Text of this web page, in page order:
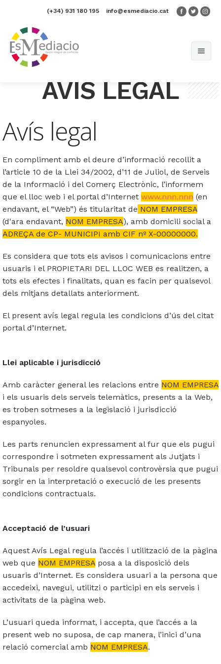
(+34) 931 180 195 info@esmediacio.cat
Serveis
Famílies
Vincles
Mediació familiar
Coordinació parental
Escola de famílies
Món educatiu
Convivència als centres educatius
Pràctiques restauratives en l'àmbit educatiu
Dinamització i gamificació
Comunitat i espai públic
Teatre social
Projecte Radars
Mediació i convivència
Empresa i organitzacions
Procés permanent d'aprenentatge
Àmbit penitenciari
Projecte intra-penitenciari
Diàlegs i acords pre-llibertat
Mediació i MASC
Mediació i gestió alternativa de conflictes
Assessoria
Espai formatiu
Actualitat
Contacta'ns
AVÍS LEGAL
Avís legal
En compliment amb el deure d’informació recollit a
l’article 10 de la Llei 34/2002, d’11 de Juliol, de Serveis
de la Informació i del Comerç Electrònic, l’informem
que el lloc web i el portal d’Internet www.nnn.nnn (en
endavant, el “Web”) és titularitat de NOM EMPRESA
(d'ara endavant, NOM EMPRESA), amb domicili social a
ADREÇA de CP- MUNICIPI amb CIF nº X-00000000.
Es considera que tots els avisos i comunicacions entre
usuaris i el PROPIETARI DEL LLOC WEB es realitzen, a
tots els efectes i finalitats, quan es facin per qualsevol
dels mitjans detallats anteriorment.
El present avís legal regula les condicions d’ús del citat
portal d’Internet.
Llei aplicable i jurisdicció
Amb caràcter general les relacions entre NOM EMPRESA
i els usuaris dels serveis telemàtics, presents a la Web,
es troben sotmeses a la legislació i jurisdicció
espanyoles.
Les parts renuncien expressament al fur que els pugui
correspondre i sotmeten expressament als Jutjats i
Tribunals per resoldre qualsevol controvèrsia que pugui
sorgir en la interpretació o execució de les presents
condicions contractuals.
Acceptació de l’usuari
Aquest Avís Legal regula l’accés i utilització de la pàgina
web que NOM EMPRESA posa a la disposició dels
usuaris d’Internet. Es considera usuari a la persona que
accedeixi, navegui, utilitzi o participi en els serveis i
activitats de la pàgina web.
L’usuari queda informat, i accepta, que l’accés a la
present web no suposa, de cap manera, l’inici d’una
relació comercial amb NOM EMPRESA.